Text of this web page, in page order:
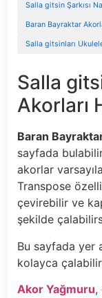
Salla gitsin Şarkısı
Baran Bayraktar
Salla gitsinları
Salla
Akorları
Baran
sayfada
akorlar
Transpose
çevirebilir ve
şekilde
Bu sayfada yer
kolayca
Akor Yağmuru,